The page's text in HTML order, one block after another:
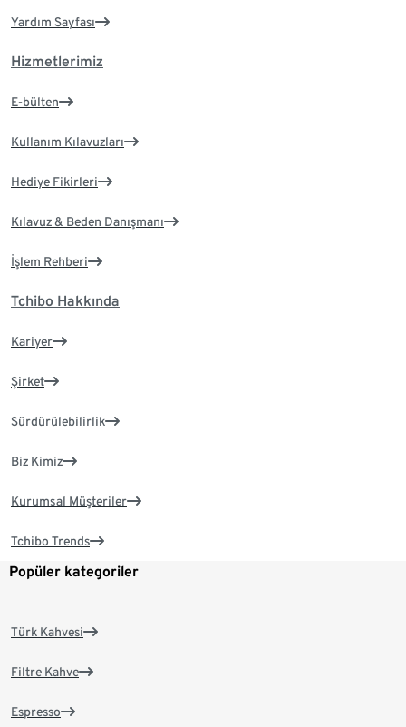
Yardım Sayfası
Hizmetlerimiz
E-bülten
Kullanım Kılavuzları
Hediye Fikirleri
Kılavuz & Beden Danışmanı
İşlem Rehberi
Tchibo Hakkında
Kariyer
Şirket
Sürdürülebilirlik
Biz Kimiz
Kurumsal Müşteriler
Tchibo Trends
Popüler kategoriler
Türk Kahvesi
Filtre Kahve
Espresso